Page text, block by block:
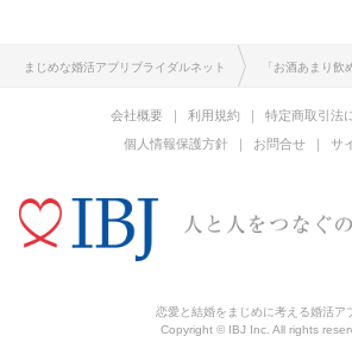
まじめな婚活アプリブライダルネット 「お酒あまり
会社概要 利用規約
特定商取引法
個人情報保護方針
お問合せ サ
恋愛と結婚をまじめに考える婚活ア
Copyright © IBJ Inc. All rights